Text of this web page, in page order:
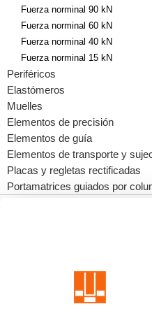
Fuerza norminal 90 kN
Fuerza norminal 60 kN
Fuerza norminal 40 kN
Fuerza norminal 15 kN
Periféricos
Elastómeros
Muelles
Elementos de precisión
Elementos de guía
Elementos de transporte y
Placas y regletas rectificadas
Portamatrices guiados por
LETRA CHICA